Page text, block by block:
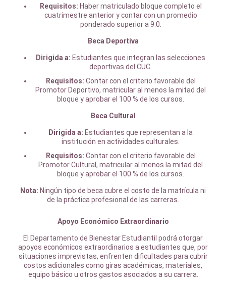
Requisitos: Haber matriculado bloque completo el
cuatrimestre anterior y contar con un promedio
ponderado superior a 9.0.
Beca Deportiva
Dirigida a: Estudiantes que integran las selecciones
deportivas del CUC.
Requisitos: Contar con el criterio favorable del
Promotor Deportivo, matricular al menos la mitad del
bloque y aprobar el 100 % de los cursos.
Beca Cultural
Dirigida a: Estudiantes que representan a la
institución en actividades culturales.
Requisitos: Contar con el criterio favorable del
Promotor Cultural, matricular al menos la mitad del
bloque y aprobar el 100 % de los cursos.
Nota: Ningún tipo de beca cubre el costo de la matrícula ni
de la práctica profesional de las carreras.
Apoyo Económico Extraordinario
El Departamento de Bienestar Estudiantil podrá otorgar
apoyos económicos extraordinarios a estudiantes que, por
situaciones imprevistas, enfrenten dificultades para cubrir
costos adicionales como giras académicas, materiales,
equipo básico u otros gastos asociados a su carrera.